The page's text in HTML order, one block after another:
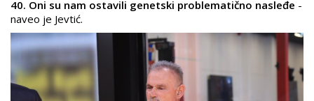
40. Oni su nam ostavili genetski problematično nasleđe -
naveo je Jevtić.